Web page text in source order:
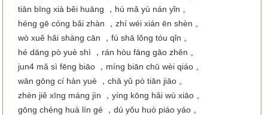
tiān bīng xià běi huāng ，hú mǎ yù nán yǐn 。
héng gē cóng bǎi zhàn ，zhí wéi xián ēn shèn 。
wò xuě hǎi shàng cān ，fú shā lǒng tóu qǐn 。
hé dāng pò yuè shì ，rán hòu fāng gāo zhěn 。
jun4 mǎ sì fēng biāo ，míng biān chū wèi qiáo 。
wān gōng cí hàn yuè ，chā yǔ pò tiān jiāo 。
zhèn jiě xīng máng jìn ，yíng kōng hǎi wù xiāo 。
gōng chéng huà lín gé ，dú yǒu huò piáo yáo 。